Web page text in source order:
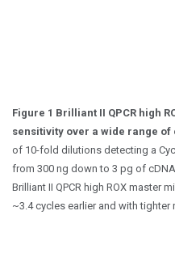
Figure 1 Brilliant II QPCR high
sensitivity over a wide range
of 10-fold dilutions detecting a
from 300 ng down to 3 pg of cDNA
Brilliant II QPCR high ROX master
~3.4 cycles earlier and with tighter